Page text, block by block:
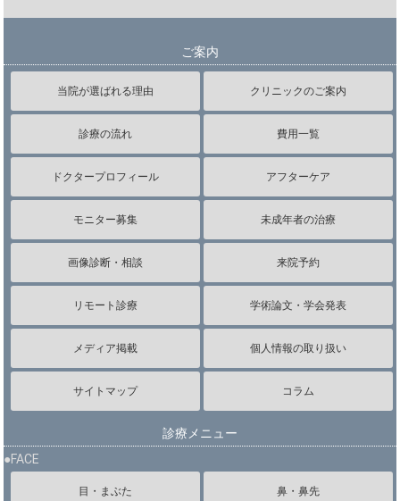
ご案内
当院が選ばれる理由 クリニックのご案内
診療の流れ 費用一覧
ドクタープロフィール アフターケア
モニター募集 未成年者の治療
画像診断・相談 来院予約
リモート診療 学術論文・学会発表
メディア掲載 個人情報の取り扱い
サイトマップ コラム
診療メニュー
●FACE
目・まぶた 鼻・鼻先